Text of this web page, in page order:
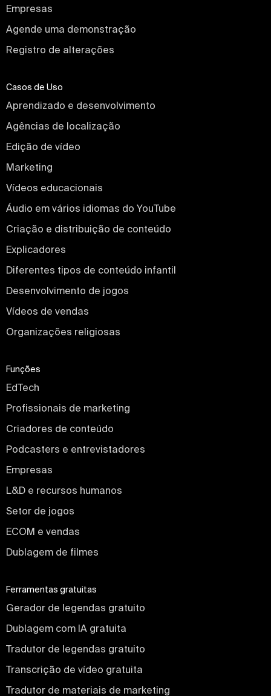
Empresas
Agende uma demonstração
Registro de alterações
Casos de Uso
Aprendizado e desenvolvimento
Agências de localização
Edição de vídeo
Marketing
Vídeos educacionais
Áudio em vários idiomas do YouTube
Criação e distribuição de conteúdo
Explicadores
Diferentes tipos de conteúdo infantil
Desenvolvimento de jogos
Vídeos de vendas
Organizações religiosas
Funções
EdTech
Profissionais de marketing
Criadores de conteúdo
Podcasters e entrevistadores
Empresas
L&D e recursos humanos
Setor de jogos
ECOM e vendas
Dublagem de filmes
Ferramentas gratuitas
Gerador de legendas gratuito
Dublagem com IA gratuita
Tradutor de legendas gratuito
Transcrição de vídeo gratuita
Tradutor de materiais de marketing